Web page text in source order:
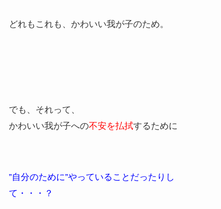
どれもこれも、かわいい我が子のため。
でも、それって、
かわいい我が子への不安を払拭するために
”自分のために”やっていることだったりし
て・・・？